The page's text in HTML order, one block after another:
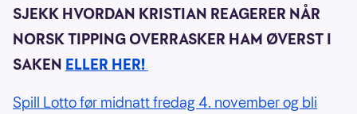
SJEKK HVORDAN KRISTIAN REAGERER NÅR
NORSK TIPPING OVERRASKER HAM ØVERST I
SAKEN ELLER HER!
Spill Lotto før midnatt fredag 4. november og bli